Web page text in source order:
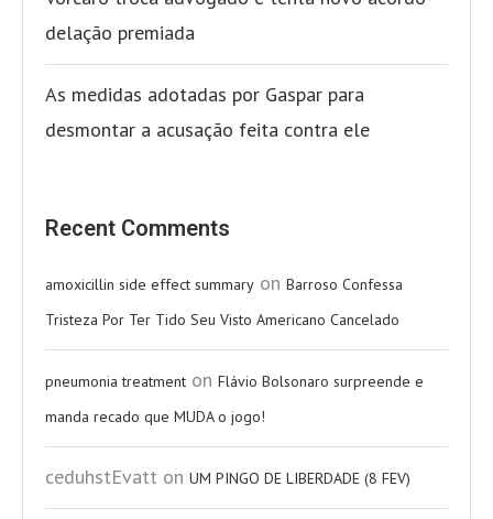
delação premiada
As medidas adotadas por Gaspar para
desmontar a acusação feita contra ele
Recent Comments
amoxicillin side effect summary on Barroso Confessa
Tristeza Por Ter Tido Seu Visto Americano Cancelado
pneumonia treatment on Flávio Bolsonaro surpreende e
manda recado que MUDA o jogo!
ceduhstEvatt on UM PINGO DE LIBERDADE (8 FEV)